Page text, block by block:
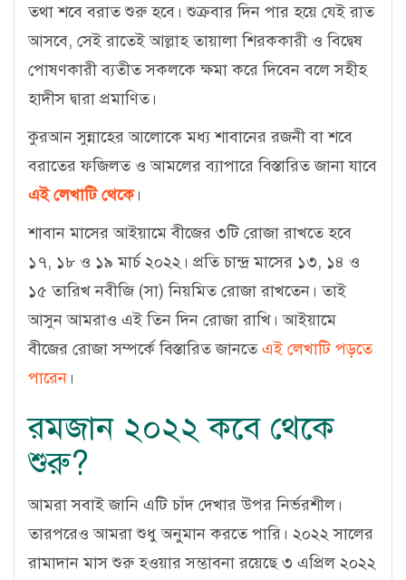
তথা শবে বরাত শুরু হবে। শুক্রবার দিন পার হয়ে যেই রাত
আসবে, সেই রাতেই আল্লাহ তায়ালা শিরককারী ও বিদ্বেষ
পোষণকারী ব্যতীত সকলকে ক্ষমা করে দিবেন বলে সহীহ
হাদীস দ্বারা প্রমাণিত।
কুরআন সুন্নাহের আলোকে মধ্য শাবানের রজনী বা শবে
বরাতের ফজিলত ও আমলের ব্যাপারে বিস্তারিত জানা যাবে
এই লেখাটি থেকে।
শাবান মাসের আইয়ামে বীজের ৩টি রোজা রাখতে হবে
১৭, ১৮ ও ১৯ মার্চ ২০২২। প্রতি চান্দ্র মাসের ১৩, ১৪ ও
১৫ তারিখ নবীজি (সা) নিয়মিত রোজা রাখতেন। তাই
আসুন আমরাও এই তিন দিন রোজা রাখি। আইয়ামে
বীজের রোজা সম্পর্কে বিস্তারিত জানতেএই লেখাটি পড়তে
পারেন ।
রমজান ২০২২ কবে থেকে
শুরু?
আমরা সবাই জানি এটি চাঁদ দেখার উপর নির্ভরশীল।
তারপরেও আমরা শুধু অনুমান করতে পারি। ২০২২ সালের
রামাদান মাস শুরু হওয়ার সম্ভাবনা রয়েছে ৩ এপ্রিল ২০২২